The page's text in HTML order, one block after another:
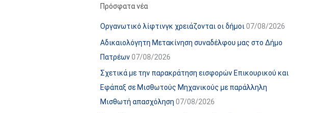
α
ρ
τ
ή
σ
ε
ε
ρ
θ
ρ
ω
ν
Πρόσφατα νέα
Οργανωτικό λίφτινγκ χρειάζονται οι δήμοι07/08/2026
Αδικαιολόγητη Μετακίνηση συναδέλφου μας στο Δήμο
Πατρέων07/08/2026
Σχετικά με την παρακράτηση εισφορών Επικουρικού και
Εφάπαξ σε Μισθωτούς Μηχανικούς με παράλληλη
Μισθωτή απασχόληση 07/08/2026